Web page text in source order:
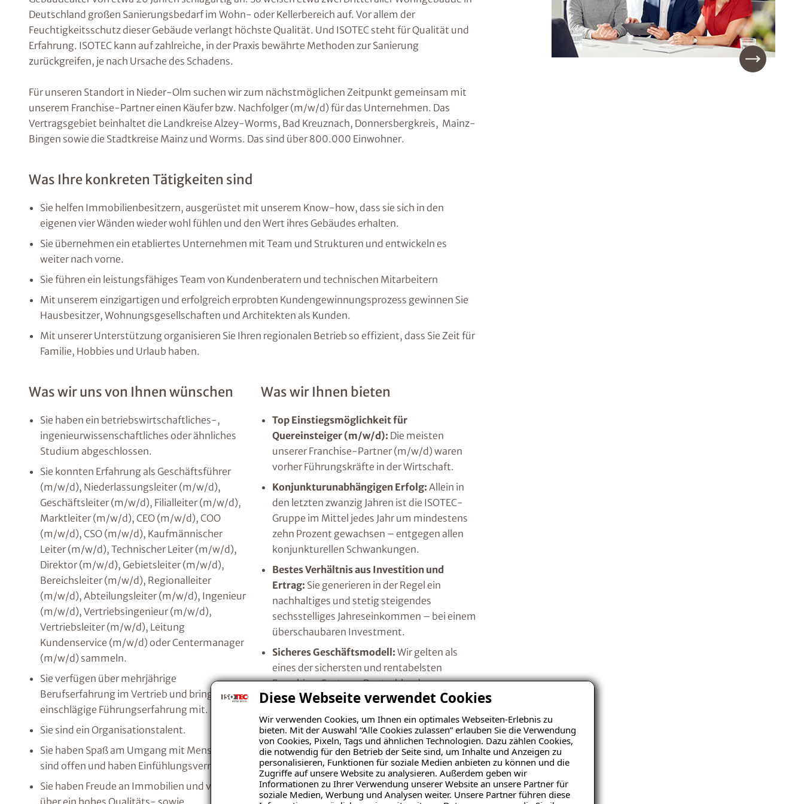
Diese Webseite verwendet Cookies
Wir verwenden Cookies, um Ihnen ein optimales Webseiten-Erlebnis zu
bieten. Mit der Auswahl “Alle Cookies zulassen” erlauben Sie die Verwendung
von Cookies, Pixeln, Tags und ähnlichen Technologien. Dazu zählen Cookies,
die notwendig für den Betrieb der Seite sind, um Inhalte und Anzeigen zu
personalisieren, Funktionen für soziale Medien anbieten zu können und die
Zugriffe auf unsere Website zu analysieren. Außerdem geben wir
Informationen zu Ihrer Verwendung unserer Website an unsere Partner für
soziale Medien, Werbung und Analysen weiter. Unsere Partner führen diese
Deutschland großen Sanierungsbedarf im Wohn- oder Kellerbereich auf. Vor allem der
Feuchtigkeitsschutz dieser Gebäude verlangt höchste Qualität. Und ISOTEC steht für Qualität und
Erfahrung. ISOTEC kann auf zahlreiche, in der Praxis bewährte Methoden zur Sanierung
zurückgreifen, je nach Ursache des Schadens.
Für unseren Standort in Nieder-Olm suchen wir zum nächstmöglichen Zeitpunkt gemeinsam mit
unserem Franchise-Partner einen Käufer bzw. Nachfolger (m/w/d) für das Unternehmen. Das
Vertragsgebiet beinhaltet die Landkreise Alzey-Worms, Bad Kreuznach, Donnersbergkreis, Mainz-
Bingen sowie die Stadtkreise Mainz und Worms. Das sind über 800.000 Einwohner.
Was Ihre konkreten Tätigkeiten sind
Sie helfen Immobilienbesitzern, ausgerüstet mit unserem Know-how, dass sie sich in den
eigenen vier Wänden wieder wohl fühlen und den Wert ihres Gebäudes erhalten.
Sie übernehmen ein etabliertes Unternehmen mit Team und Strukturen und entwickeln es
weiter nach vorne.
Sie führen ein leistungsfähiges Team von Kundenberatern und technischen Mitarbeitern
Mit unserem einzigartigen und erfolgreich erprobten Kundengewinnungsprozess gewinnen Sie
Hausbesitzer, Wohnungsgesellschaften und Architekten als Kunden.
Mit unserer Unterstützung organisieren Sie Ihren regionalen Betrieb so effizient, dass Sie Zeit für
Familie, Hobbies und Urlaub haben.
Was wir uns von Ihnen wünschen
Sie haben ein betriebswirtschaftliches-,
ingenieurwissenschaftliches oder ähnliches
Studium abgeschlossen.
Sie konnten Erfahrung als Geschäftsführer
(m/w/d), Niederlassungsleiter (m/w/d),
Geschäftsleiter (m/w/d), Filialleiter (m/w/d),
Marktleiter (m/w/d), CEO (m/w/d), COO
(m/w/d), CSO (m/w/d), Kaufmännischer
Leiter (m/w/d), Technischer Leiter (m/w/d),
Direktor (m/w/d), Gebietsleiter (m/w/d),
Bereichsleiter (m/w/d), Regionalleiter
(m/w/d), Abteilungsleiter (m/w/d), Ingenieur
(m/w/d), Vertriebsingenieur (m/w/d),
Vertriebsleiter (m/w/d), Leitung
Kundenservice (m/w/d) oder Centermanager
(m/w/d) sammeln.
Sie verfügen über mehrjährige
Berufserfahrung im Vertrieb und bringen
einschlägige Führungserfahrung mit.
Sie sind ein Organisationstalent.
Sie haben Spaß am Umgang mit Menschen,
sind offen und haben Einfühlungsvermögen.
Sie haben Freude an Immobilien und verfügen
über ein hohes Qualitäts- sowie
Was wir Ihnen bieten
Top Einstiegsmöglichkeit für
Quereinsteiger (m/w/d): Die meisten
unserer Franchise-Partner (m/w/d) waren
vorher Führungskräfte in der Wirtschaft.
Konjunkturunabhängigen Erfolg: Allein in
den letzten zwanzig Jahren ist die ISOTEC-
Gruppe im Mittel jedes Jahr um mindestens
zehn Prozent gewachsen – entgegen allen
konjunkturellen Schwankungen.
Bestes Verhältnis aus Investition und
Ertrag: Sie generieren in der Regel ein
nachhaltiges und stetig steigendes
sechsstelliges Jahreseinkommen – bei einem
überschaubaren Investment.
Sicheres Geschäftsmodell:Wir gelten als
eines der sichersten und rentabelsten
Franchise-Systeme Deutschlands.
Nachhaltiger Unternehmenserfolg: Mit
ISOTEC arbeiten Sie nicht als "One-Man-
Show". Sie bauen ein Unternehmen mit
Kundenstamm, Mitarbeitern und Strukturen
auf und erschaffen damit einen echten
Firmenwert.
Komfortable Vertriebssituation: Dank